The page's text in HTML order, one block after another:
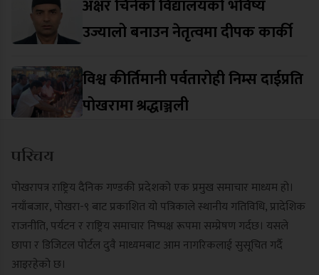
अक्षर चिनेको विद्यालयको भविष्य
उज्यालो बनाउन नेतृत्वमा दीपक कार्की
विश्व कीर्तिमानी पर्वतारोही निम्स दाईप्रति
पोखरामा श्रद्धाञ्जली
परिचय
पोखरापत्र राष्ट्रिय दैनिक गण्डकी प्रदेशको एक प्रमुख समाचार माध्यम हो।
नयाँबजार, पोखरा-९ बाट प्रकाशित यो पत्रिकाले स्थानीय गतिविधि, प्रादेशिक
राजनीति, पर्यटन र राष्ट्रिय समाचार निष्पक्ष रूपमा सम्प्रेषण गर्दछ। यसले
छापा र डिजिटल पोर्टल दुवै माध्यमबाट आम नागरिकलाई सुसूचित गर्दै
आइरहेको छ।